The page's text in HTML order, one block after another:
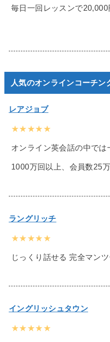
毎日一回レッスンで20,000
人気のオンラインコーチン
レアジョブ
★★★★★
オンライン英会話の中で
1000万回以上、会員数25万
ラングリッチ
★★★★★
じっくり話せる 完全マン
イングリッシュタウン
★★★★★